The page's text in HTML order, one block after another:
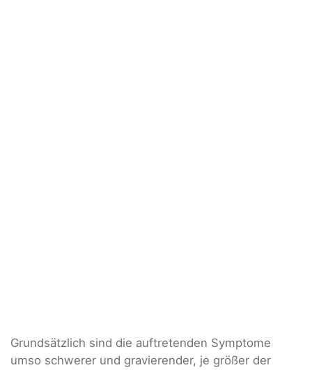
Grundsätzlich sind die auftretenden Symptome
umso schwerer und gravierender, je größer der